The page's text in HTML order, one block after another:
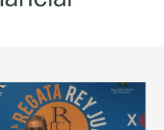
Noticias
CIBA
Contactar